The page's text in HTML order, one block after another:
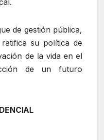
de gestión pública,
su política de
de la vida en el
de un futuro